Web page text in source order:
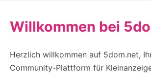
Willkommen bei
Herzlich willkommen auf 5dom.net,
Community-Plattform für